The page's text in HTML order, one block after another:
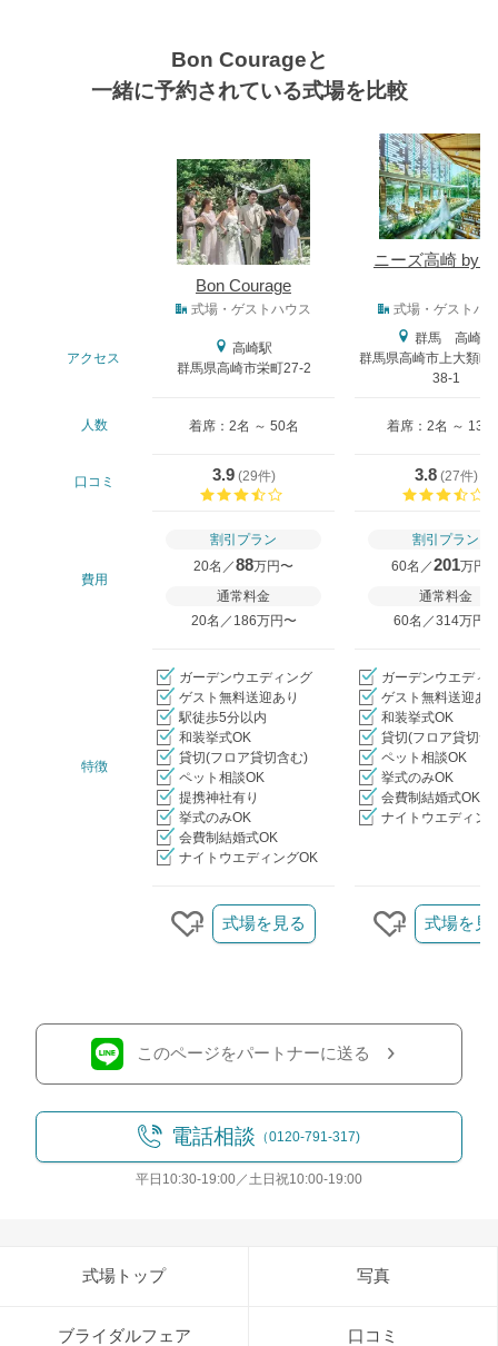
Bon Courageと
一緒に予約されている式場を比較
Bon Courage
ニーズ高崎 by
式場・ゲストハウス 式場・ゲストハ
アクセス
高崎駅
群馬県高崎市栄町27-2
群馬 高崎駅
群馬県高崎市上大類町
38-1
人数 着席：2名 ～ 50名 着席：2名 ～ 130
口コミ 3.9(29件)
3.8(27件)
費用
割引プラン
20名／88万円〜
通常料金
20名／186万円〜
割引プラン
60名／201万円
通常料金
60名／314万円〜
特徴
ガーデンウエディング
ゲスト無料送迎あり
駅徒歩5分以内
和装挙式OK
貸切(フロア貸切含む)
ペット相談OK
提携神社有り
挙式のみOK
会費制結婚式OK
ナイトウエディングOK
ガーデンウエディ
ゲスト無料送迎あ
和装挙式OK
貸切(フロア貸切含
ペット相談OK
挙式のみOK
会費制結婚式OK
ナイトウエディン
クリップする
式場を見る
クリップす
式場を見
このページをパートナーに送る
電話相談 （0120-791-317)
平日10:30-19:00／土日祝10:00-19:00
式場トップ 写真
ブライダルフェア 口コミ